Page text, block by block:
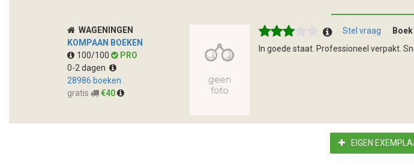
WAGENINGEN
KOMPAAN BOEKEN
100/100
PRO
0-2 dagen
28986 boeken
gratis
€40
Stel vraag Boek
In goede staat. Professioneel verpakt.
EIGEN